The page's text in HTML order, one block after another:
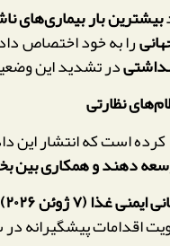
بیشترین بار بیماری‌های
را به خود اختصاص
در تشدید این
نظارتی
است که انتشار این
دهند و همکاری
غذا (۷ ژوئن ۲۰۲۶)
اقدامات پیشگیرانه